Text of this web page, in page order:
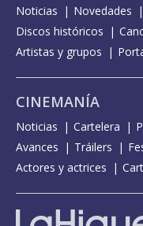
Noticias Novedades
Discos históricos
Artistas y grupos
CINEMANÍA
Noticias Cartelera
Avances
Tráilers
Actores y actrices